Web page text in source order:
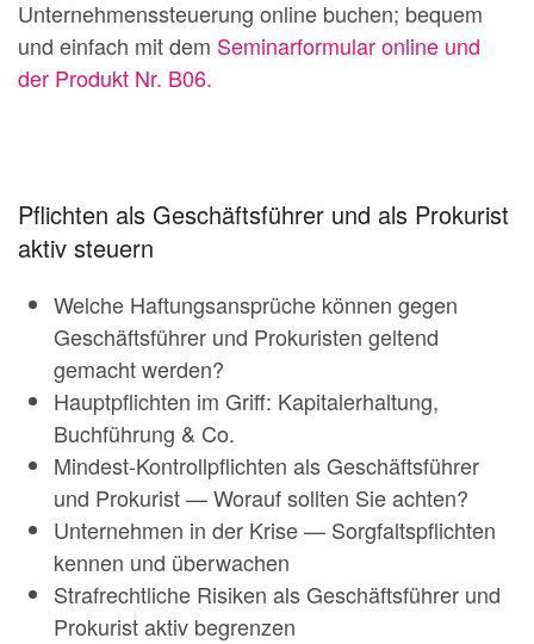
Unternehmenssteuerung online buchen; bequem
und einfach mit dem Seminarformular online und
der Produkt Nr. B06.
Pflichten als Geschäftsführer und als Prokurist
aktiv steuern
Welche Haftungsansprüche können gegen
Geschäftsführer und Prokuristen geltend
gemacht werden?
Hauptpflichten im Griff: Kapitalerhaltung,
Buchführung & Co.
Mindest-Kontrollpflichten als Geschäftsführer
und Prokurist — Worauf sollten Sie achten?
Unternehmen in der Krise — Sorgfaltspflichten
kennen und überwachen
Strafrechtliche Risiken als Geschäftsführer und
Prokurist aktiv begrenzen